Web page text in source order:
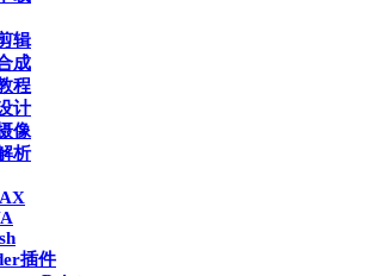
辑
成
程
计
像
析
插件